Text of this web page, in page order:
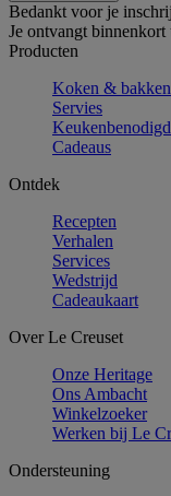
Bedankt voor je
Je ontvangt binnenkort
Producten
Koken & bakken
Servies
Cadeaus
Ontdek
Recepten
Verhalen
Services
Wedstrijd
Cadeaukaart
Over Le Creuset
Onze Heritage
Ons Ambacht
Winkelzoeker
Werken bij Le
Ondersteuning